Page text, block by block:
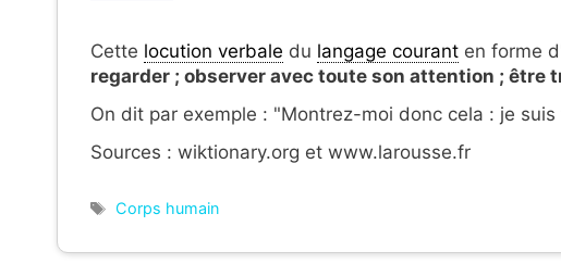
Cette locution verbale du langage courant en forme
regarder ; observer avec toute son attention ; être
On dit par exemple : "Montrez-moi donc cela : je
Sources : wiktionary.org et www.larousse.fr
Étiquettes
Corps humain